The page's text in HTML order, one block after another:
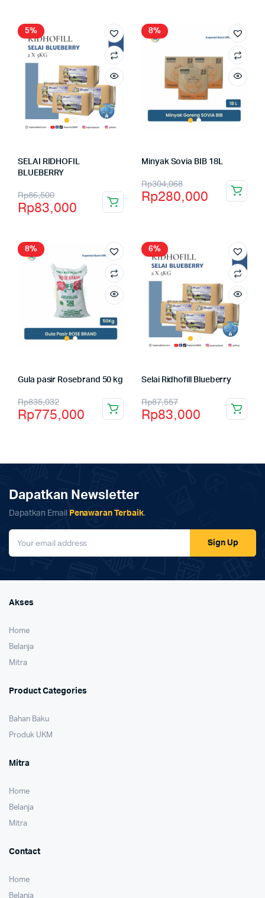
5%
SELAI RIDHOFIL
BLUEBERRY
Rp86,500
Rp83,000
8%
Minyak Sovia BIB 18L
Rp304,068
Rp280,000
8%
Gula pasir Rosebrand 50 kg
Rp835,032
Rp775,000
6%
Selai Ridhofill Blueberry
Rp87,557
Rp83,000
Dapatkan Newsletter
Dapatkan Email Penawaran Terbaik.
Sign Up
Akses
Home
Belanja
Mitra
Product Categories
Bahan Baku
Produk UKM
Mitra
Home
Belanja
Mitra
Contact
Home
Belanja